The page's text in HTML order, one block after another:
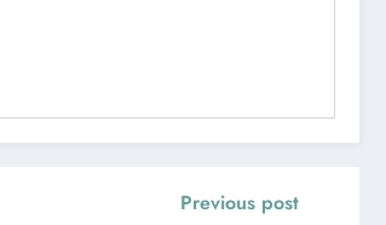
Previous post